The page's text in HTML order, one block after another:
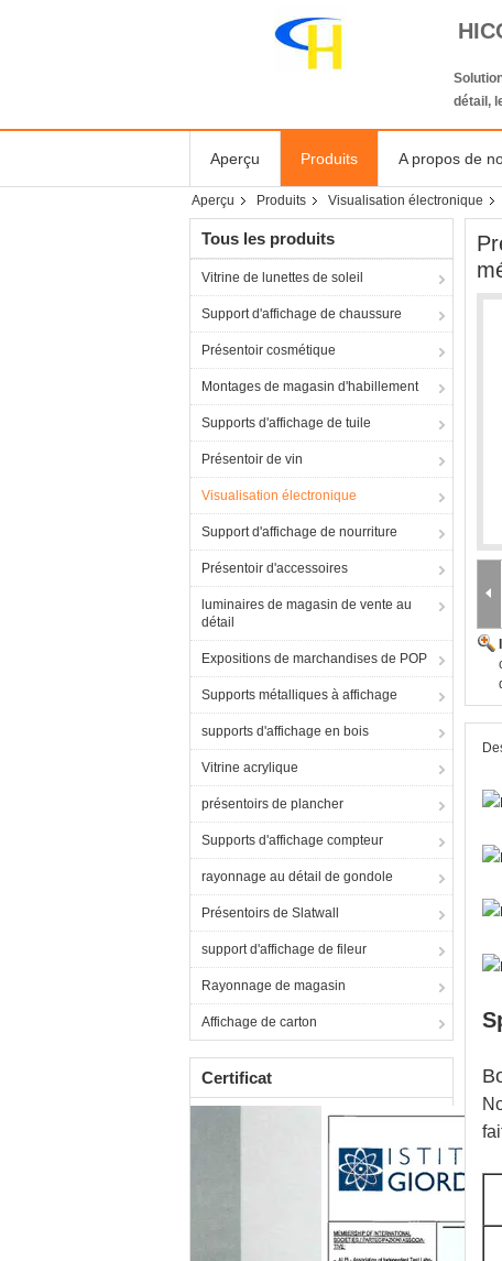
détail,
Aperçu Produits A propos de
Aperçu Produits Visualisation électronique
Tous les produits
Vitrine de lunettes de soleil
Support d'affichage de chaussure
Présentoir cosmétique
Montages de magasin d'habillement
Supports d'affichage de tuile
Présentoir de vin
Visualisation électronique
Support d'affichage de nourriture
Présentoir d'accessoires
luminaires de magasin de vente au
détail
Expositions de marchandises de POP
Supports métalliques à affichage
supports d'affichage en bois
Vitrine acrylique
présentoirs de plancher
Supports d'affichage compteur
rayonnage au détail de gondole
Présentoirs de Slatwall
support d'affichage de fileur
Rayonnage de magasin
Affichage de carton
Certificat